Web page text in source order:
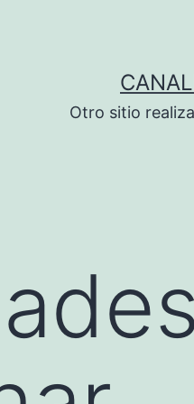
Otro sitio